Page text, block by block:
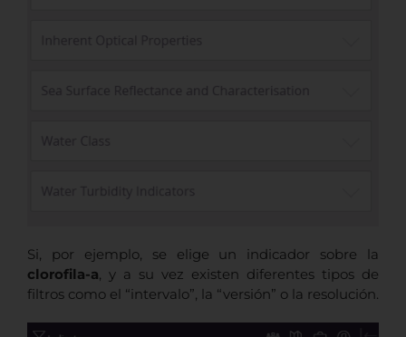
Si, por ejemplo, se elige un indicador sobre la
clorofila-a, y a su vez existen diferentes tipos de
filtros como el “intervalo”, la “versión” o la resolución.